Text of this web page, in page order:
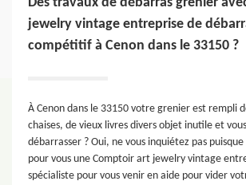
jewelry vintage entreprise de
compétitif à Cenon dans le 33150 ?
À Cenon dans le 33150 votre grenier est rempli
chaises, de vieux livres divers objet inutile et
débarrasser ? Oui, ne vous inquiétez pas
pour vous une Comptoir art jewelry vintage
spécialiste pour vous venir en aide pour vider